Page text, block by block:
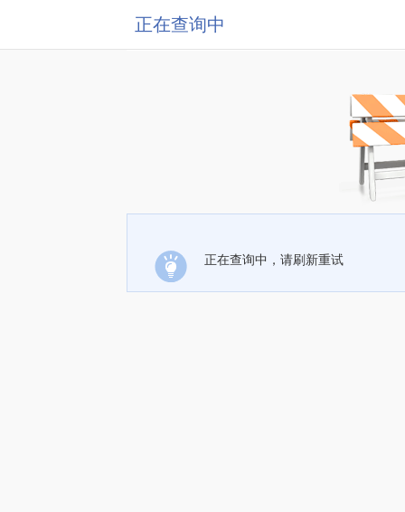
正在查询中
正在查询中，请刷新重试